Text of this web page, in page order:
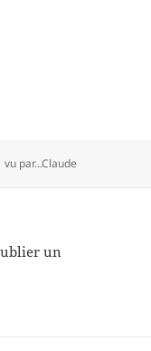
Catégories
vu par...Claude
un